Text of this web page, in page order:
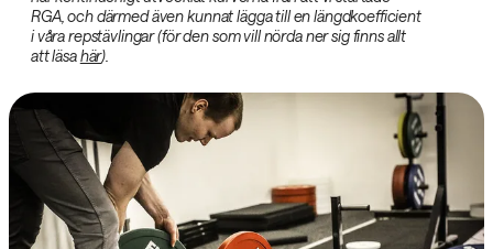
RGA, och därmed även kunnat lägga till en längdkoefficient
i våra repstävlingar (för den som vill nörda ner sig finns allt
att läsahär).